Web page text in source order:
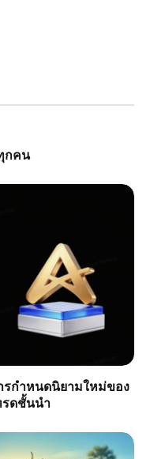
กคน
รกำหนดนิยามใหม่ของ
รดชั้นนำ